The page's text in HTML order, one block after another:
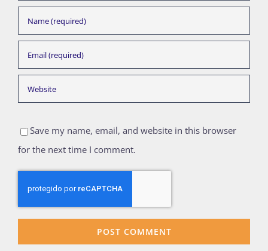
Save my name, email, and website in this browser
for the next time I comment.